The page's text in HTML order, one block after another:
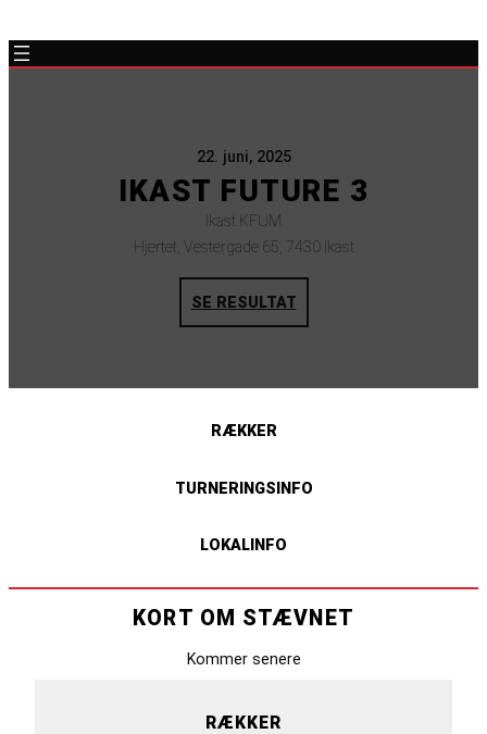
22. juni, 2025
IKAST FUTURE 3
Ikast KFUM
Hjertet, Vestergade 65, 7430 Ikast
SE RESULTAT
RÆKKER
TURNERINGSINFO
LOKALINFO
KORT OM STÆVNET
Kommer senere
RÆKKER